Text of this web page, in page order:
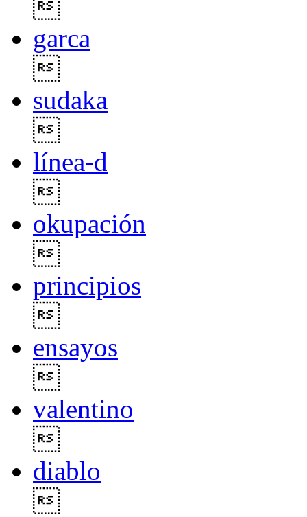
garca
sudaka
línea-d
okupación
principios
ensayos
valentino
diablo